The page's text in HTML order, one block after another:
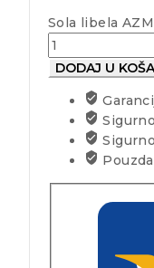
Sola libela
DODAJ U